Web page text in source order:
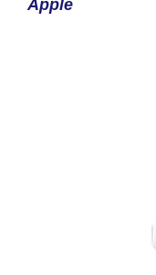
Apple